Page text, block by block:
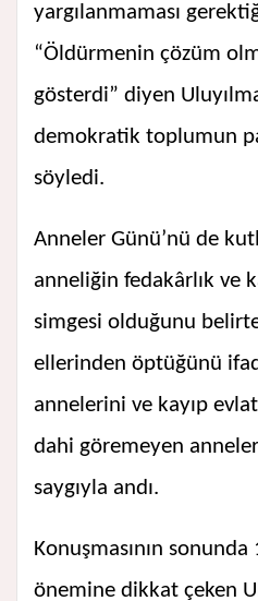
yargılanmaması
“Öldürmenin çözüm
gösterdi” diyen
demokratik toplumun
söyledi.
Anneler Günü’nü de
anneliğin fedakârlık ve
simgesi olduğunu
ellerinden öptüğünü
annelerini ve kayıp
dahi göremeyen
saygıyla andı.
Konuşmasının sonunda
önemine dikkat çeken